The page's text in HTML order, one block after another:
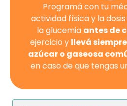
Programá con tu
actividad física y la
la glucemia antes de
ejercicio y llevá
azúcar o gaseosa
en caso de que tengas